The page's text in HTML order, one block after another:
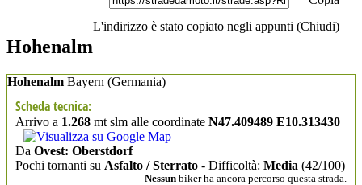
L'indirizzo è stato copiato negli appunti (Chiudi)
Hohenalm
Hohenalm Bayern (Germania)
Scheda tecnica:
Arrivo a 1.268 mt slm alle coordinate N47.409489 E10.313430
Da Ovest: Oberstdorf
Pochi tornanti su Asfalto / Sterrato - Difficoltà: Media (42/100)
Nessun biker ha ancora percorso questa strada.